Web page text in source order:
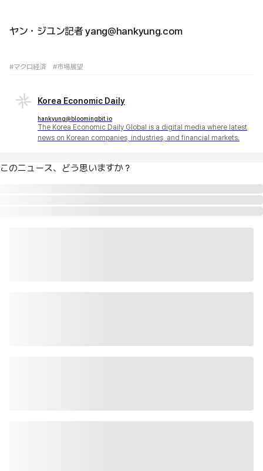
ヤン・ジユン記者 yang@hankyung.com
#マクロ経済 #市場展望
Korea Economic Daily
hankyung@bloomingbit.io
The Korea Economic Daily Global is a digital media where latest
news on Korean companies, industries, and financial markets.
このニュース、どう思いますか？